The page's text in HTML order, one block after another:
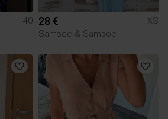
40 28 €
XS
Samsoe & Samsoe